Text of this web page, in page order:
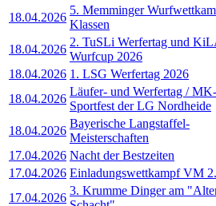
18.04.2026
5. Memminger
Klassen
18.04.2026
2. TuSLi Werfertag und
Wurfcup 2026
18.04.2026 1. LSG Werfertag 2026
18.04.2026
Läufer- und Werfertag / MK-
Sportfest der LG Nordheide
18.04.2026
Bayerische Langstaffel-
Meisterschaften
17.04.2026 Nacht der Bestzeiten
17.04.2026 Einladungswettkampf VM
17.04.2026
3. Krumme Dinger am